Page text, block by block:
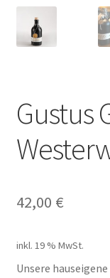
Gustus
42,00 €
inkl. 19 % MwSt.
Unsere